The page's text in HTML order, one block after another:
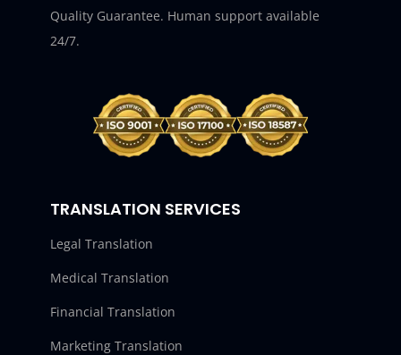
Quality Guarantee. Human support available
24/7.
TRANSLATION SERVICES
Legal Translation
Medical Translation
Financial Translation
Marketing Translation